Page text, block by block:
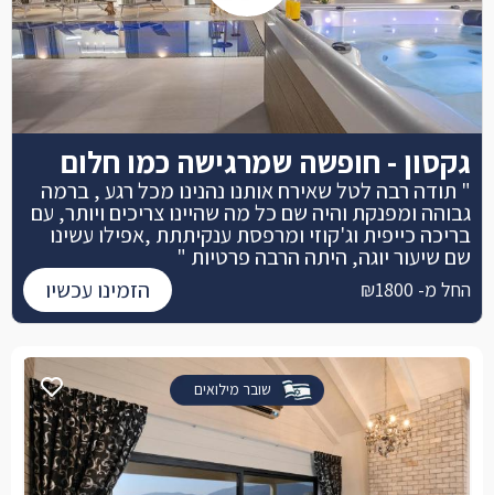
שובר מילואים
גקסון - חופשה שמרגישה כמו חלום
" תודה רבה לטל שאירח אותנו נהנינו מכל רגע , ברמה
גבוהה ומפנקת והיה שם כל מה שהיינו צריכים ויותר, עם
בריכה כייפית וג'קוזי ומרפסת ענקיתתת ,אפילו עשינו
שם שיעור יוגה, היתה הרבה פרטיות "
החל מ- ₪1800 הזמינו עכשיו